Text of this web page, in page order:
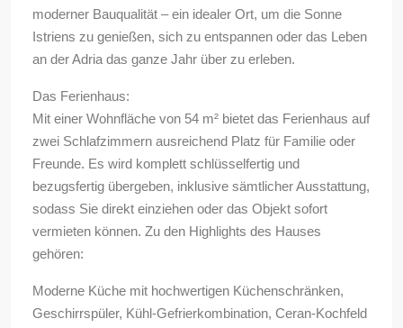
moderner Bauqualität – ein idealer Ort, um die Sonne
Istriens zu genießen, sich zu entspannen oder das Leben
an der Adria das ganze Jahr über zu erleben.
Das Ferienhaus:
Mit einer Wohnfläche von 54 m² bietet das Ferienhaus auf
zwei Schlafzimmern ausreichend Platz für Familie oder
Freunde. Es wird komplett schlüsselfertig und
bezugsfertig übergeben, inklusive sämtlicher Ausstattung,
sodass Sie direkt einziehen oder das Objekt sofort
vermieten können. Zu den Highlights des Hauses
gehören:
Moderne Küche mit hochwertigen Küchenschränken,
Geschirrspüler, Kühl-Gefrierkombination, Ceran-Kochfeld